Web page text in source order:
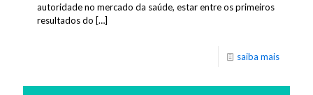
autoridade no mercado da saúde, estar entre os primeiros
resultados do […]
saiba mais